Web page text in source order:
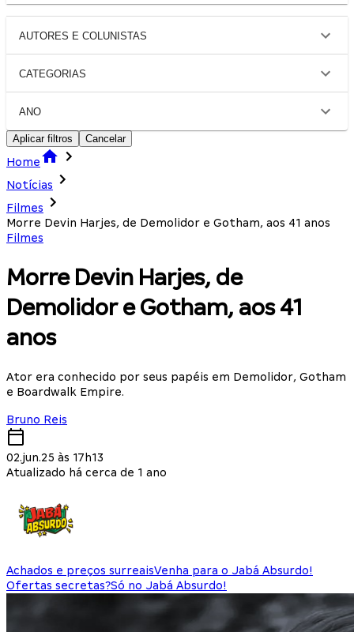
AUTORES E COLUNISTAS
CATEGORIAS
ANO
Aplicar filtros Cancelar
Home
Notícias
Filmes
Morre Devin Harjes, de Demolidor e Gotham, aos 41 anos
Filmes
Morre Devin Harjes, de
Demolidor e Gotham, aos 41
anos
Ator era conhecido por seus papéis em Demolidor, Gotham
e Boardwalk Empire.
Bruno Reis
02.jun.25 às 17h13
Atualizado há cerca de 1 ano
Achados e preços surreaisVenha para o Jabá Absurdo!
Ofertas secretas?Só no Jabá Absurdo!